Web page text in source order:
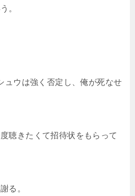
。
ュウは強く否定し、俺が死なせ
聴きたくて招待状をもらって
る。